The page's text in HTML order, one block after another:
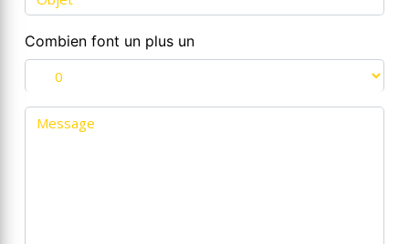
Combien font un plus un